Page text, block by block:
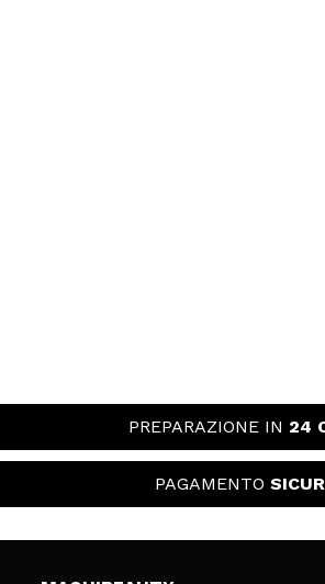
PREPARAZIONE IN 24
PAGAMENTO